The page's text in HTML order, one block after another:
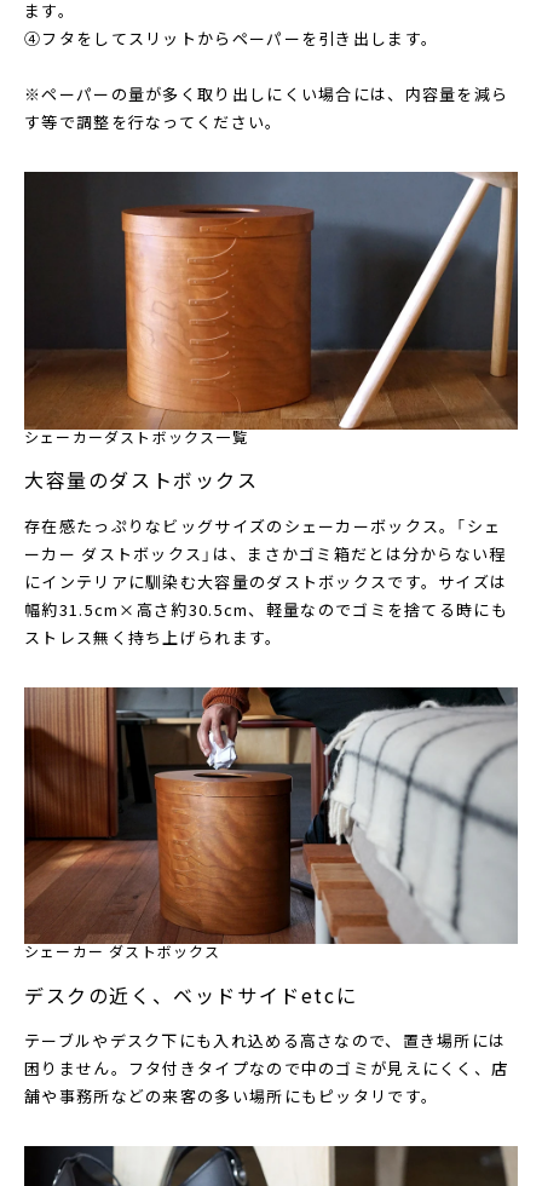
ます。
④フタをしてスリットからペーパーを引き出します。
※ペーパーの量が多く取り出しにくい場合には、内容量を減ら
す等で調整を行なってください。
シェーカーダストボックス一覧
大容量のダストボックス
存在感たっぷりなビッグサイズのシェーカーボックス。「シェ
ーカー ダストボックス」は、まさかゴミ箱だとは分からない程
にインテリアに馴染む大容量のダストボックスです。サイズは
幅約31.5cm×高さ約30.5cm、軽量なのでゴミを捨てる時にも
ストレス無く持ち上げられます。
シェーカー ダストボックス
デスクの近く、ベッドサイドetcに
テーブルやデスク下にも入れ込める高さなので、置き場所には
困りません。フタ付きタイプなので中のゴミが見えにくく、店
舗や事務所などの来客の多い場所にもピッタリです。